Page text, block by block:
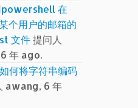
powershell 在
个用户的邮箱的
文件提问人
年 ago.
何将字符串编码
awang, 6 年